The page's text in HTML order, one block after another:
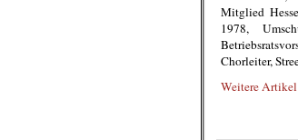
Mitglied
1978,
Chorleiter,
Weitere